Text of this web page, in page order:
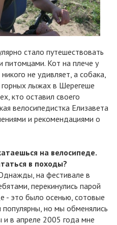
стало путешествовать
Кот на плече у
не удивляет, а собака,
лыжах в Шерегеше
кто оставил своего
велосипедистка Елизавета
и рекомендациями о
на велосипеде.
в походы?
на фестивале в
перекинулись парой
- это было осенью, сотовые
но мы обменялись
и в апреле 2005 года мне